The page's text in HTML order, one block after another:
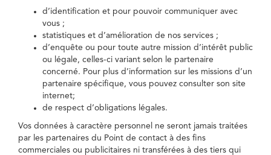
d’identification et pour pouvoir communiquer avec
vous ;
statistiques et d’amélioration de nos services ;
d’enquête ou pour toute autre mission d’intérêt public
ou légale, celles-ci variant selon le partenaire
concerné. Pour plus d’information sur les missions d’un
partenaire spécifique, vous pouvez consulter son site
internet;
de respect d’obligations légales.
Vos données à caractère personnel ne seront jamais traitées
par les partenaires du Point de contact à des fins
commerciales ou publicitaires ni transférées à des tiers qui